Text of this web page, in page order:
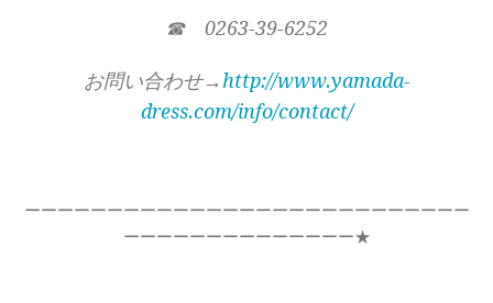
☎ 0263-39-6252
お問い合わせ→http://www.yamada-
dress.com/info/contact/
ーーーーーーーーーーーーーーーーーーーーーーーーーーー
ーーーーーーーーーーーーーー★